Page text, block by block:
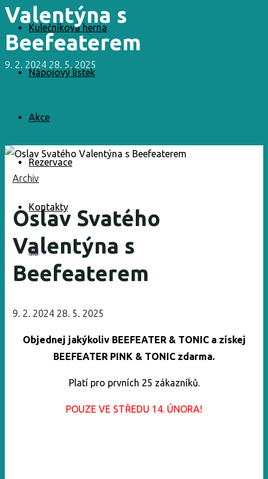
Kulečníková herna
Nápojový lístek
Akce
Rezervace
Kontakty
Valentýna s
Beefeaterem
9. 2. 2024 28. 5. 2025
Archiv
Oslav Svatého
Valentýna s
Beefeaterem
9. 2. 2024 28. 5. 2025
Objednej jakýkoliv BEEFEATER & TONIC a získej
BEEFEATER PINK & TONIC zdarma.
Platí pro prvních 25 zákazníků.
POUZE VE STŘEDU 14. ÚNORA!